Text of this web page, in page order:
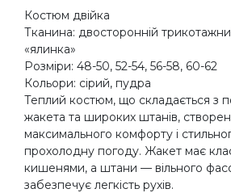
Костюм двійка
Тканина: двосторонній
«ялинка»
Розміри: 48-50, 52-54, 56-58, 60-62
Кольори: сірий, пудра
Теплий костюм, що складається з
жакета та широких штанів,
максимального комфорту і
прохолодну погоду. Жакет має
кишенями, а штани — вільного
забезпечує легкість рухів.